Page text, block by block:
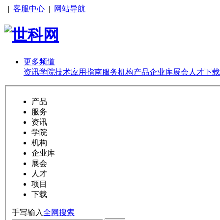
| 客服中心 | 网站导航
更多频道
资讯学院技术应用指南服务机构产品企业库展会 人才下载
产品
服务
资讯
学院
机构
企业库
展会
人才
项目
下载
手写输入全网搜索